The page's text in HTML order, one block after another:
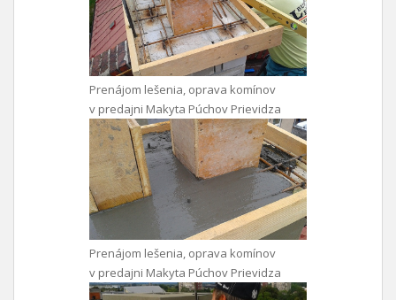
Prenájom lešenia, oprava komínov
v predajni Makyta Púchov Prievidza
Prenájom lešenia, oprava komínov
v predajni Makyta Púchov Prievidza